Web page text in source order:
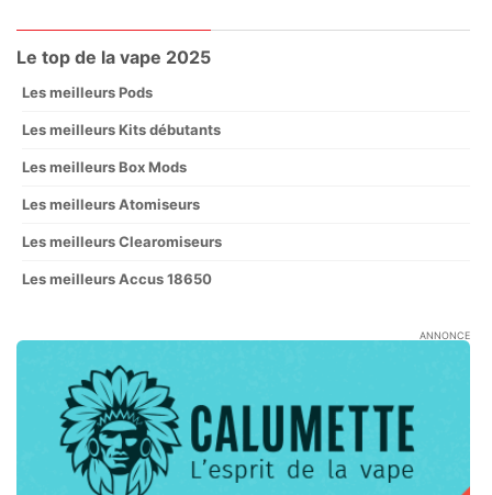
Le top de la vape 2025
Les meilleurs Pods
Les meilleurs Kits débutants
Les meilleurs Box Mods
Les meilleurs Atomiseurs
Les meilleurs Clearomiseurs
Les meilleurs Accus 18650
ANNONCE